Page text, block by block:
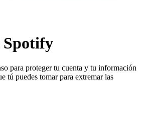
Spotify
para proteger tu cuenta y tu información
tú puedes tomar para extremar las